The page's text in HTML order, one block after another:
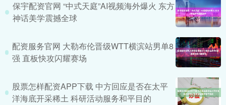
保宇配资官网 “中式天庭”AI视频海外爆火 东方
神话美学震撼全球
配资服务官网 大勒布伦晋级WTT横滨站男单8
强 直板快攻闪耀赛场
股票怎样配资APP下载 中方回应是否在太平
洋海底开采稀土 科研活动服务和平目的